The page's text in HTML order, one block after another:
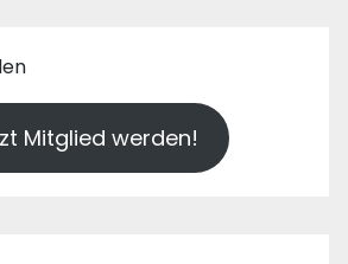
Mitglied werden!